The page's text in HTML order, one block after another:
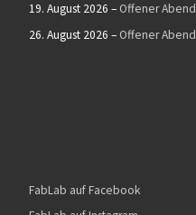
19. August 2026 – Offener Abend
26. August 2026 – Offener Abend
FabLab auf Facebook